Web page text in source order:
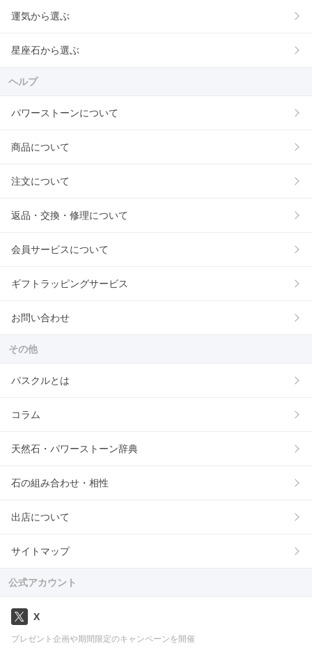
運気から選ぶ
星座石から選ぶ
ヘルプ
パワーストーンについて
商品について
注文について
返品・交換・修理について
会員サービスについて
ギフトラッピングサービス
お問い合わせ
その他
パスクルとは
コラム
天然石・パワーストーン辞典
石の組み合わせ・相性
出店について
サイトマップ
公式アカウント
X
プレゼント企画や期間限定のキャンペーンを開催